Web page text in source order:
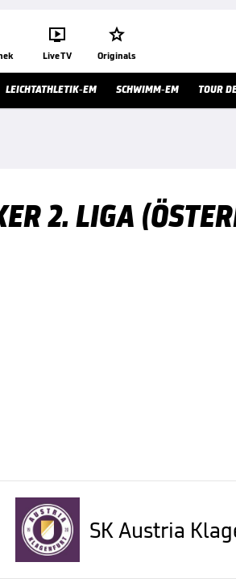

Live TV

Originals
LEICHTATHLETIK-EM SCHWIMM-EM TOUR
2. LIGA
SK Austria